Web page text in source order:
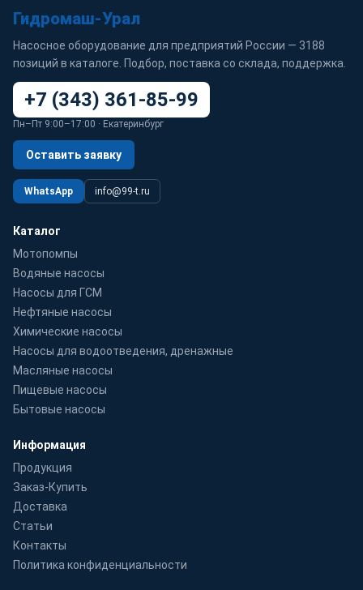
Гидромаш-Урал
Насосное оборудование для предприятий России — 3188
позиций в каталоге. Подбор, поставка со склада, поддержка.
+7 (343) 361-85-99
Пн–Пт 9:00–17:00 · Екатеринбург
Оставить заявку
WhatsApp info@99-t.ru
Каталог
Мотопомпы
Водяные насосы
Насосы для ГСМ
Нефтяные насосы
Химические насосы
Насосы для водоотведения, дренажные
Масляные насосы
Пищевые насосы
Бытовые насосы
Информация
Продукция
Заказ-Купить
Доставка
Статьи
Контакты
Политика конфиденциальности